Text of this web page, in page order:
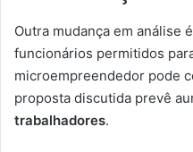
Outra mudança em análise
funcionários permitidos
microempreendedor pode
proposta discutida prevê
trabalhadores.